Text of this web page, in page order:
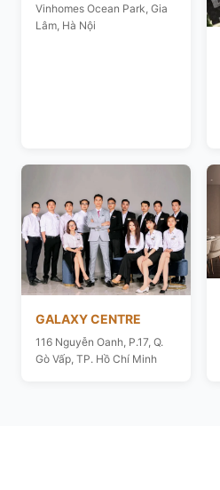
Vinhomes Ocean Park, Gia
Lâm, Hà Nội
GALAXY CENTRE
116 Nguyễn Oanh, P.17, Q.
Gò Vấp, TP. Hồ Chí Minh